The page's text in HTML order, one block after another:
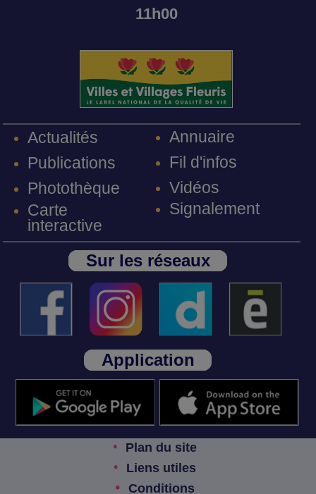
11h00
Actualités
Publications
Photothèque
Carte
interactive
Annuaire
Fil d'infos
Vidéos
Signalement
Sur les réseaux
Application
Plan du site
Liens utiles
Conditions